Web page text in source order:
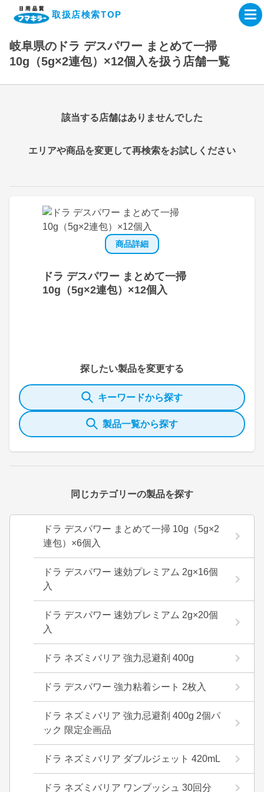
取扱店検索TOP
企業・IR情報サイト
製品情報サイト
オンラインショップ
製品検索はこちら
取扱店検索はこちら
岐阜県のドラ デスパワー まとめて一掃
10g（5g×2連包）×12個入を扱う店舗一覧
商品詳細
ドラ デスパワー まとめて一掃
10g（5g×2連包）×12個入
探したい製品を変更する
キーワードから探す
製品一覧から探す
同じカテゴリーの製品を探す
ドラ デスパワー まとめて一掃 10g（5g×2
連包）×6個入
ドラ デスパワー 速効プレミアム 2g×16個
入
ドラ デスパワー 速効プレミアム 2g×20個
入
ドラ ネズミバリア 強力忌避剤 400g
ドラ デスパワー 強力粘着シート 2枚入
ドラ ネズミバリア 強力忌避剤 400g 2個パ
ック 限定企画品
ドラ ネズミバリア ダブルジェット 420mL
ドラ ネズミバリア ワンプッシュ 30回分
該当する店舗はありませんでした
エリアや商品を変更して再検索をお試しください